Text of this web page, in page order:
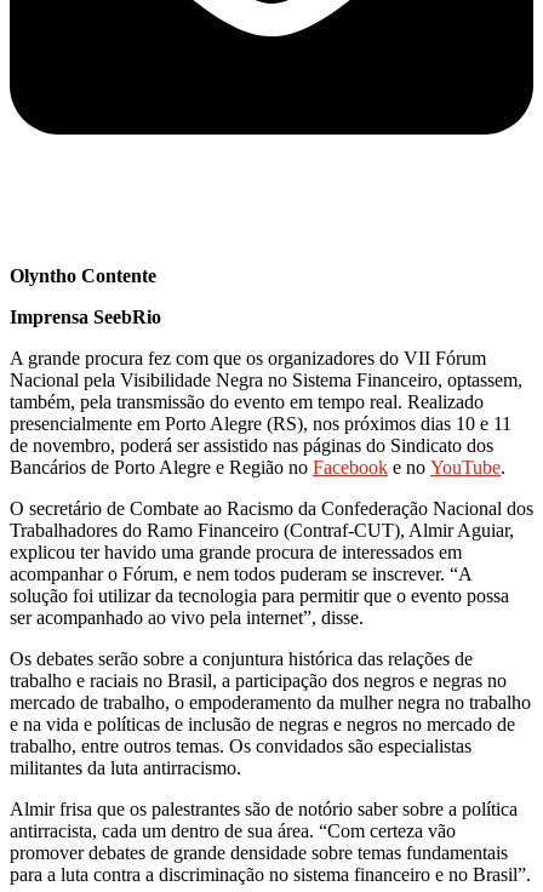
Olyntho Contente
Imprensa SeebRio
A grande procura fez com que os organizadores do VII Fórum
Nacional pela Visibilidade Negra no Sistema Financeiro, optassem,
também, pela transmissão do evento em tempo real. Realizado
presencialmente em Porto Alegre (RS), nos próximos dias 10 e 11
de novembro, poderá ser assistido nas páginas do Sindicato dos
Bancários de Porto Alegre e Região no Facebook e no YouTube.
O secretário de Combate ao Racismo da Confederação Nacional dos
Trabalhadores do Ramo Financeiro (Contraf-CUT), Almir Aguiar,
explicou ter havido uma grande procura de interessados em
acompanhar o Fórum, e nem todos puderam se inscrever. “A
solução foi utilizar da tecnologia para permitir que o evento possa
ser acompanhado ao vivo pela internet”, disse.
Os debates serão sobre a conjuntura histórica das relações de
trabalho e raciais no Brasil, a participação dos negros e negras no
mercado de trabalho, o empoderamento da mulher negra no trabalho
e na vida e políticas de inclusão de negras e negros no mercado de
trabalho, entre outros temas. Os convidados são especialistas
militantes da luta antirracismo.
Almir frisa que os palestrantes são de notório saber sobre a política
antirracista, cada um dentro de sua área. “Com certeza vão
promover debates de grande densidade sobre temas fundamentais
para a luta contra a discriminação no sistema financeiro e no Brasil”.